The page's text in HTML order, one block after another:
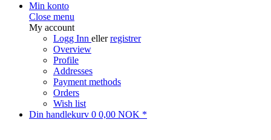
Min konto
Close menu
My account
Logg Inn ellerregistrer
Overview
Profile
Addresses
Payment methods
Orders
Wish list
Din handlekurv 0 0,00 NOK *